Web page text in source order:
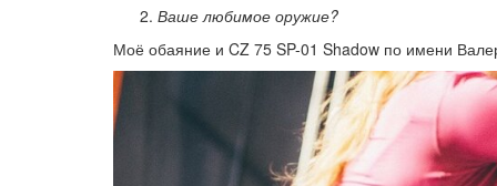
Ваше любимое оружие?
Моё обаяние и CZ 75 SP-01 Shadow по имени